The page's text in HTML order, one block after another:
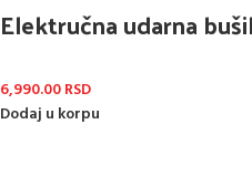
Elektručna udarna
6,990.00RSD
Dodaj u korpu